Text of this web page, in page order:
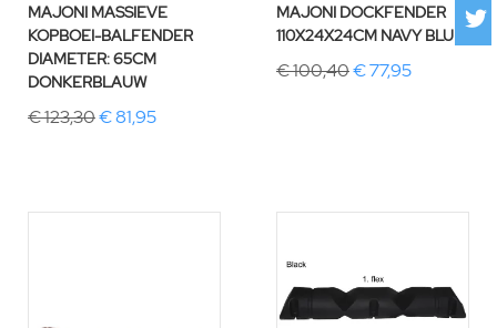
MAJONI MASSIEVE
KOPBOEI-BALFENDER
DIAMETER: 65CM
DONKERBLAUW
€ 123,30€ 81,95
MAJONI DOCKFENDER
110X24X24CM NAVY BLUE
€ 100,40€ 77,95